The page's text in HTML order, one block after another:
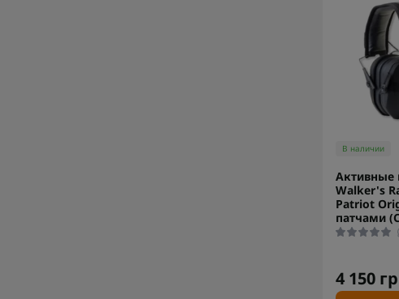
В наличии
Активные
Walker's
Patriot
патчами
4 150